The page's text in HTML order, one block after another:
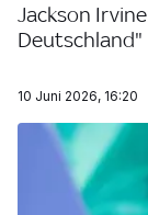
Jackson
Deutschland"
10 Juni 2026, 16:20